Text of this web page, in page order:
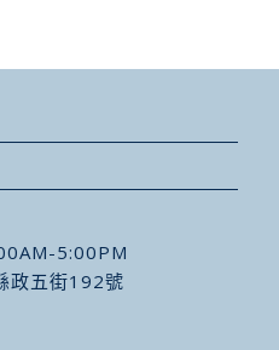
5:00PM
政五街192號